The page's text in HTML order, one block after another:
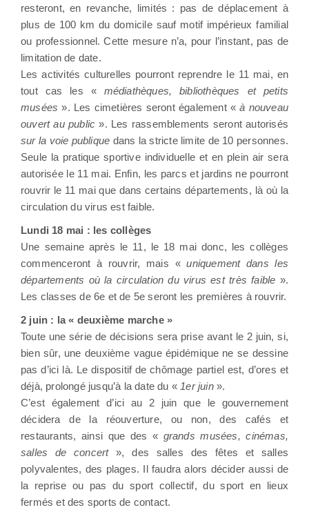
resteront, en revanche, limités : pas de déplacement à
plus de 100 km du domicile sauf motif impérieux familial
ou professionnel. Cette mesure n’a, pour l’instant, pas de
limitation de date.
Les activités culturelles pourront reprendre le 11 mai, en
tout cas les « médiathèques, bibliothèques et petits
musées ». Les cimetières seront également « à nouveau
ouvert au public ». Les rassemblements seront autorisés
sur la voie publique dans la stricte limite de 10 personnes.
Seule la pratique sportive individuelle et en plein air sera
autorisée le 11 mai. Enfin, les parcs et jardins ne pourront
rouvrir le 11 mai que dans certains départements, là où la
circulation du virus est faible.
Lundi 18 mai : les collèges
Une semaine après le 11, le 18 mai donc, les collèges
commenceront à rouvrir, mais «uniquement dans les
départements où la circulation du virus est très faible ».
Les classes de 6e et de 5e seront les premières à rouvrir.
2 juin : la « deuxième marche »
Toute une série de décisions sera prise avant le 2 juin, si,
bien sûr, une deuxième vague épidémique ne se dessine
pas d’ici là. Le dispositif de chômage partiel est, d’ores et
déjà, prolongé jusqu’à la date du « 1er juin».
C’est également d’ici au 2 juin que le gouvernement
décidera de la réouverture, ou non, des cafés et
restaurants, ainsi que des « grands musées, cinémas,
salles de concert», des salles des fêtes et salles
polyvalentes, des plages. Il faudra alors décider aussi de
la reprise ou pas du sport collectif, du sport en lieux
fermés et des sports de contact.